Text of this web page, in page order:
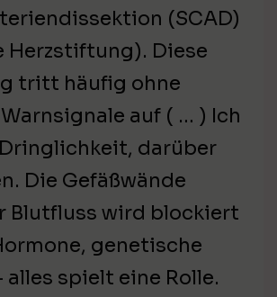
(SCAD)
Herzstiftung). Diese
tritt häufig ohne
auf ( … ) Ich
darüber
Die Gefäßwände
Blutfluss wird blockiert
genetische
alles spielt eine Rolle.